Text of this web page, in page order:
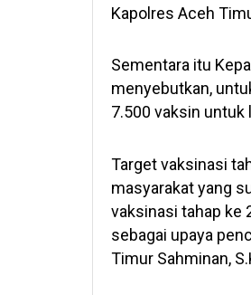
Kapolres Aceh
Sementara itu
menyebutkan,
7.500 vaksin untuk
Target vaksinasi
masyarakat yang
vaksinasi tahap ke
sebagai upaya
Timur Sahminan,